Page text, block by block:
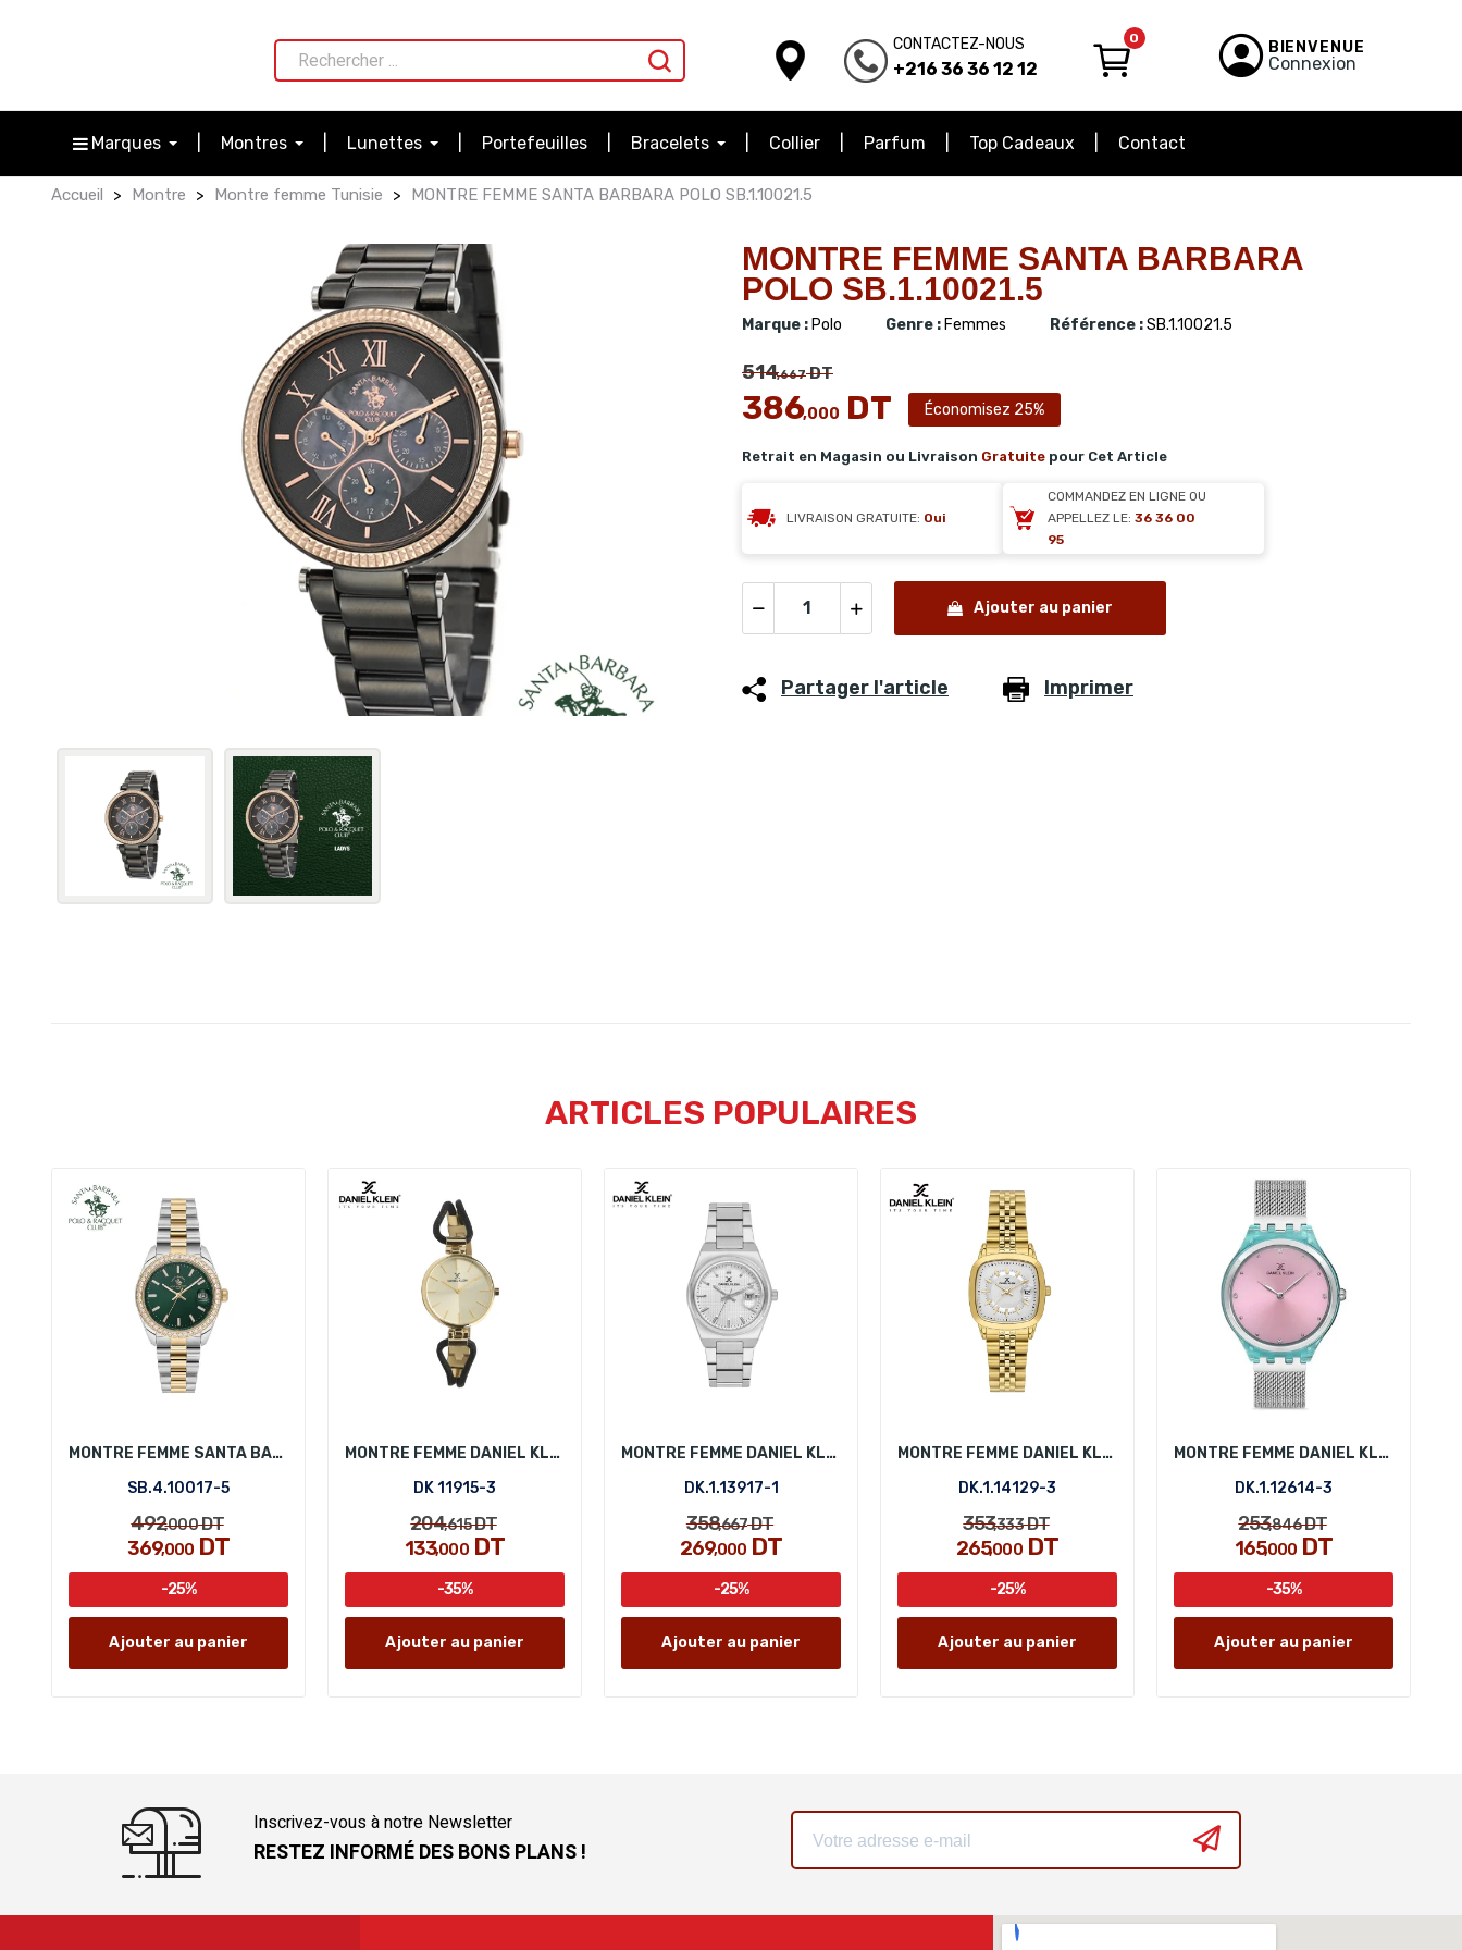
CONTACTEZ-NOUS
+216 36 36 12 12
0 BIENVENUE
Connexion
Marques Montres Lunettes Portefeuilles Bracelets Collier Parfum Top Cadeaux Contact
Accueil Montre Montre femme Tunisie MONTRE FEMME SANTA BARBARA POLO SB.1.10021.5
MONTRE FEMME SANTA BARBARA
POLO SB.1.10021.5
Marque : Polo Genre : Femmes Référence :SB.1.10021.5
514,667DT
386,000 DT Économisez 25%
Retrait en Magasin ou Livraison Gratuite pour Cet Article
LIVRAISON GRATUITE: Oui
COMMANDEZ EN LIGNE OU
APPELLEZ LE: 36 36 00
95
Ajouter au panier
Partager l'article Imprimer
ARTICLES POPULAIRES
MONTRE FEMME SANTA BARBARA POLO SB.4.10017-5
SB.4.10017-5
492,000DT
369,000 DT
-25%
Ajouter au panier
MONTRE FEMME DANIEL KLEIN DK 11915-3
DK 11915-3
204,615DT
133,000DT
-35%
Ajouter au panier
MONTRE FEMME DANIEL KLEIN DK.1.13917-1
DK.1.13917-1
358,667DT
269,000 DT
-25%
Ajouter au panier
MONTRE FEMME DANIEL KLEIN DK.1.14129-3
DK.1.14129-3
353,333DT
265,000DT
-25%
Ajouter au panier
MONTRE FEMME DANIEL KLEIN DK.1.12614-3
DK.1.12614-3
253,846DT
165,000 DT
-35%
Ajouter au panier
Inscrivez-vous à notre Newsletter
RESTEZ INFORMÉ DES BONS PLANS !